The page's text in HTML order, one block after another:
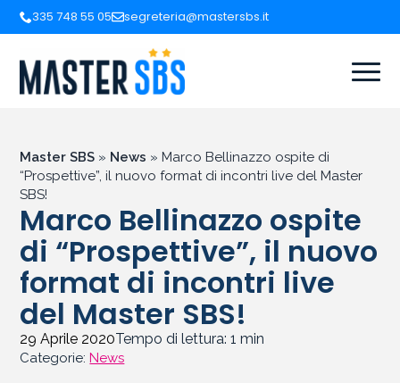
335 748 55 05 segreteria@mastersbs.it
Master SBS » News » Marco Bellinazzo ospite di
“Prospettive”, il nuovo format di incontri live del Master
SBS!
Marco Bellinazzo ospite
di “Prospettive”, il nuovo
format di incontri live
del Master SBS!
29 Aprile 2020Tempo di lettura:1 min
Categorie:News